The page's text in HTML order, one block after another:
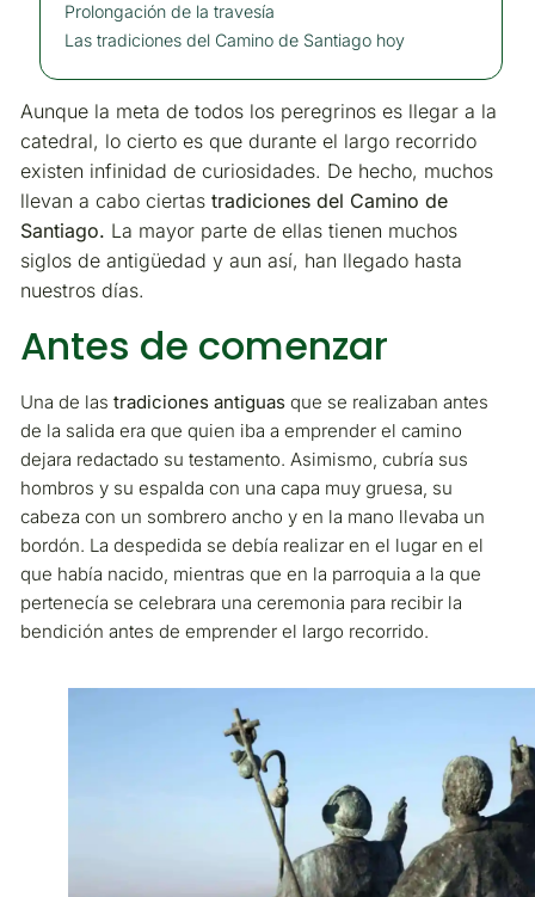
Prolongación de la travesía
Las tradiciones del Camino de Santiago hoy
Aunque la meta de todos los peregrinos es llegar a la
catedral, lo cierto es que durante el largo recorrido
existen infinidad de curiosidades. De hecho, muchos
llevan a cabo ciertastradiciones del Camino de
Santiago. La mayor parte de ellas tienen muchos
siglos de antigüedad y aun así, han llegado hasta
nuestros días.
Antes de comenzar
Una de las tradiciones antiguasque se realizaban antes
de la salida era que quien iba a emprender el camino
dejara redactado su testamento. Asimismo, cubría sus
hombros y su espalda con una capa muy gruesa, su
cabeza con un sombrero ancho y en la mano llevaba un
bordón. La despedida se debía realizar en el lugar en el
que había nacido, mientras que en la parroquia a la que
pertenecía se celebrara una ceremonia para recibir la
bendición antes de emprender el largo recorrido.